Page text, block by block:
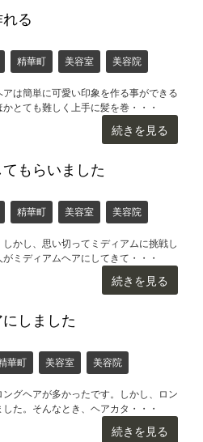
る
精華町 美容室 美容院
は簡単に可愛い印象を作る事ができる
とても難しく上手に髪を巻・・・
続きを見る
もらいました
精華町 美容室 美容院
かし、思い切ってミディアムに挑戦し
ミディアムヘアにしてきて・・・
続きを見る
しました
華町 美容室 美容院
グヘアが多かったです。しかし、ロン
た。そんなとき、ヘアカタ・・・
続きを見る